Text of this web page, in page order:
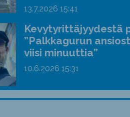
13.7.2026 15:41
Kevytyrittäjyydestä
”Palkkagurun
viisi minuuttia”
10.6.2026 15:31